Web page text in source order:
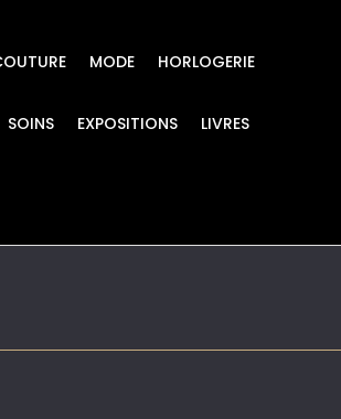
MODE HORLOGERIE
SOINS EXPOSITIONS LIVRES